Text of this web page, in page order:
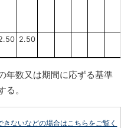
2.50
年数又は期間に応ずる基準
。
ないなどの場合はこちらをご覧く